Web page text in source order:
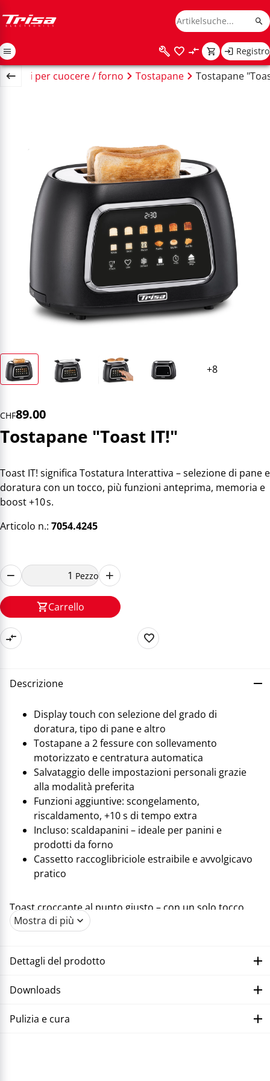
Registro
per cuocere / forno Tostapane Tostapane
CHF89.00
Tostapane "Toast IT!"
Toast IT! significa Tostatura Interattiva – selezione di pane e
doratura con un tocco, più funzioni anteprima, memoria e
boost +10 s.
Articolo n.: 7054.4245
Pezzo
Carrello
Descrizione
Display touch con selezione del grado di
doratura, tipo di pane e altro
Tostapane a 2 fessure con sollevamento
motorizzato e centratura automatica
Salvataggio delle impostazioni personali grazie
alla modalità preferita
Funzioni aggiuntive: scongelamento,
riscaldamento, +10 s di tempo extra
Incluso: scaldapanini – ideale per panini e
prodotti da forno
Cassetto raccoglibriciole estraibile e avvolgicavo
pratico
Toast croccante al punto giusto – con un solo tocco.
Pane bianco, waffle o fette senza glutine: Trisa "Toast
scongelamento, +10 s extra e scaldapanini, anche
attimo.
Mostra di più
Dettagli del prodotto
Downloads
Pulizia e cura